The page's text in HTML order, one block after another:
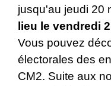
jusqu'au jeudi 20
lieu le vendredi
Vous pouvez
électorales des
CM2. Suite aux